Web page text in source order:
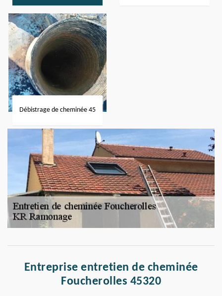
Débistrage de cheminée 45
Entreprise entretien de cheminée
Foucherolles 45320